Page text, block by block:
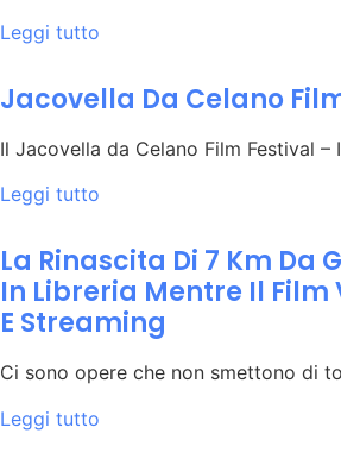
Leggi tutto
Jacovella Da Celano
Il Jacovella da Celano Film Festival –
Leggi tutto
La Rinascita Di 7 Km Da
In Libreria Mentre Il Film
E Streaming
Ci sono opere che non smettono di
Leggi tutto